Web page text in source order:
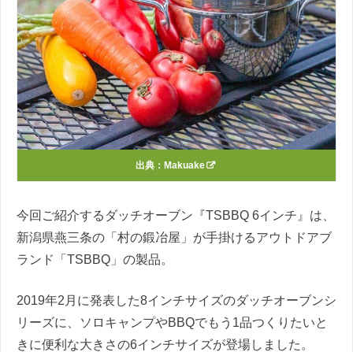
出典： Makuake
今回ご紹介するダッチオーブン『TSBBQ 6インチ』は、
新潟県燕三条の「村の鍛冶屋」が手掛けるアウトドアブ
ランド「TSBBQ」の製品。
2019年2月に発表した8インチサイズのダッチオーブンシ
リーズに、ソロキャンプやBBQでもう1品つくりたいと
きに便利な大きさの6インチサイズが登場しました。